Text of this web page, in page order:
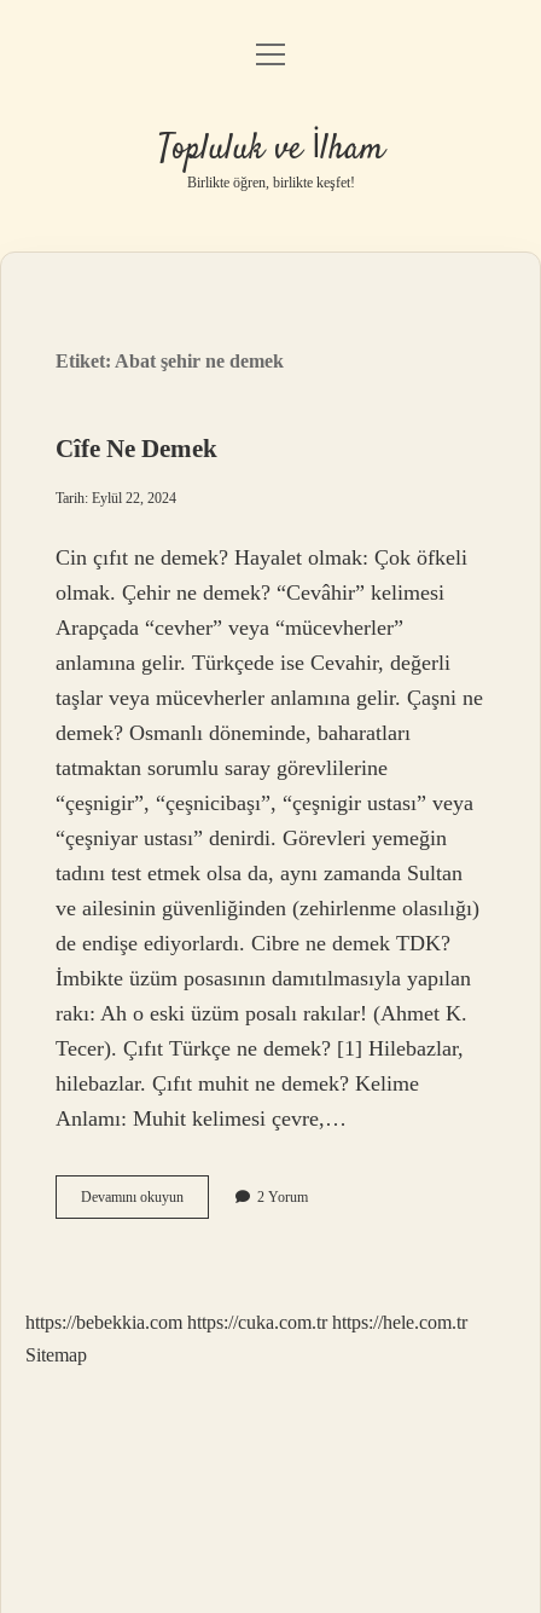
Anasayfa
Gizlilik Politikası
Yasal Uyarı
menüyü
Topluluk ve İlham
Birlikte öğren, birlikte keşfet!
Etiket: Abat şehir ne demek
Cîfe Ne Demek
Tarih: Eylül 22, 2024
Cin çıfıt ne demek? Hayalet olmak: Çok öfkeli
olmak. Çehir ne demek? “Cevâhir” kelimesi
Arapçada “cevher” veya “mücevherler”
anlamına gelir. Türkçede ise Cevahir, değerli
taşlar veya mücevherler anlamına gelir. Çaşni ne
demek? Osmanlı döneminde, baharatları
tatmaktan sorumlu saray görevlilerine
“çeşnigir”, “çeşnicibaşı”, “çeşnigir ustası” veya
“çeşniyar ustası” denirdi. Görevleri yemeğin
tadını test etmek olsa da, aynı zamanda Sultan
ve ailesinin güvenliğinden (zehirlenme olasılığı)
de endişe ediyorlardı. Cibre ne demek TDK?
İmbikte üzüm posasının damıtılmasıyla yapılan
rakı: Ah o eski üzüm posalı rakılar! (Ahmet K.
Tecer). Çıfıt Türkçe ne demek? [1] Hilebazlar,
hilebazlar. Çıfıt muhit ne demek? Kelime
Anlamı: Muhit kelimesi çevre,…
Devamını okuyunCîfe
Ne
2 Yorum
https://bebekkia.com https://cuka.com.tr https://hele.com.tr
Sitemap